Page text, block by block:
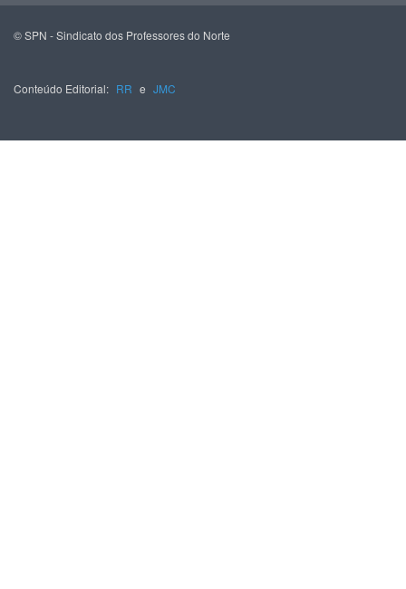
© SPN - Sindicato dos Professores do Norte
Conteúdo Editorial: RR e JMC